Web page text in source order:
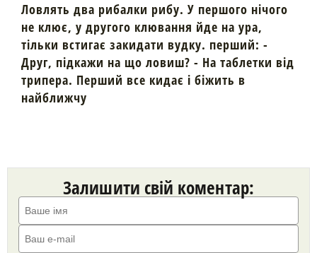
Ловлять два рибалки рибу. У першого нічого
не клює, у другого клювання йде на ура,
тільки встигає закидати вудку. перший: -
Друг, підкажи на що ловиш? - На таблетки від
трипера. Перший все кидає і біжить в
найближчу
Залишити свій коментар: